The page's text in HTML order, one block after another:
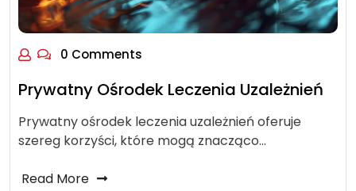
0 Comments
Prywatny Ośrodek Leczenia Uzależnień
Prywatny ośrodek leczenia uzależnień oferuje
szereg korzyści, które mogą znacząco…
Read More